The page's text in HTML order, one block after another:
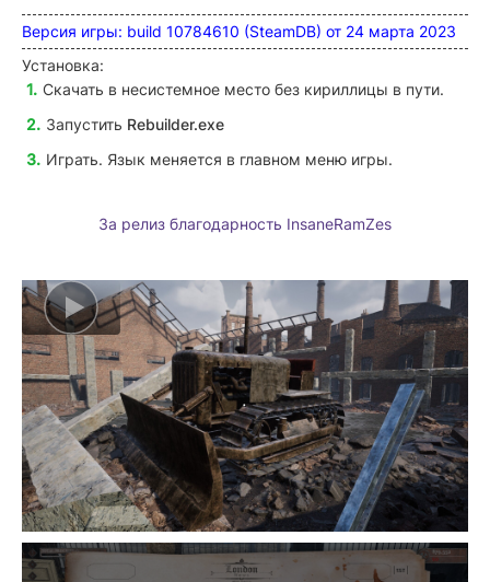
Версия игры: build 10784610 (SteamDB) от 24 марта 2023
Установка:
Скачать в несистемное место без кириллицы в пути.
Запустить Rebuilder.exe
Играть. Язык меняется в главном меню игры.
За релиз благодарность InsaneRamZes